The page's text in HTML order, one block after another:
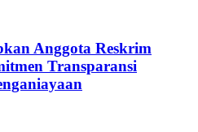
Anggota Reskrim
Transparansi